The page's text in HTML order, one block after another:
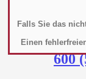
Falls Sie das
Einen
600